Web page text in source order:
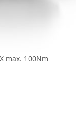
max. 100Nm